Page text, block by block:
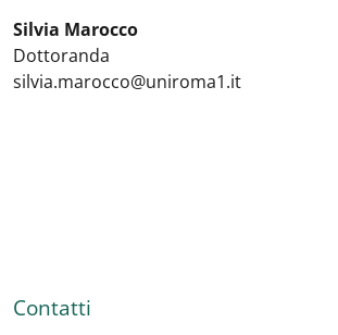
Silvia Marocco
Dottoranda
silvia.marocco@uniroma1.it
Contatti